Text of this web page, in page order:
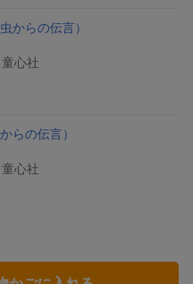
からの伝言）
童心社
らの伝言）
童心社